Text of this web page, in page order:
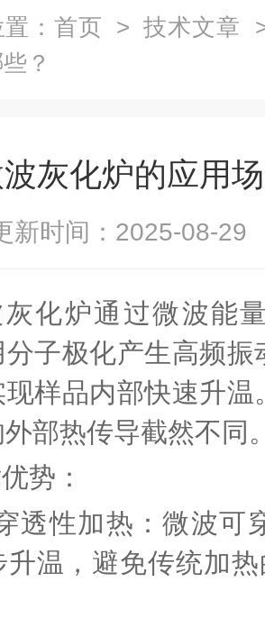
： 首页 > 技术文章
？
灰化炉的应用
新时间：2025-08-
化炉通过微波能
子极化产生高频
样品内部快速升
部热传导截然不同
势：
透性加热：微波可
温，避免传统加热